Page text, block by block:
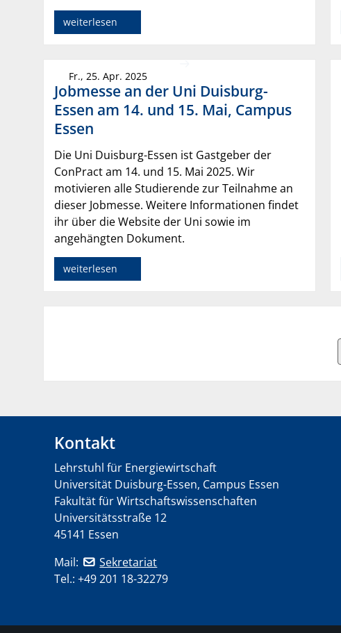
weiterlesen
Fr., 25. Apr. 2025
Jobmesse an der Uni Duisburg-
Essen am 14. und 15. Mai, Campus
Essen
Die Uni Duisburg-Essen ist Gastgeber der
ConPract am 14. und 15. Mai 2025. Wir
motivieren alle Studierende zur Teilnahme an
dieser Jobmesse. Weitere Informationen findet
ihr über die Website der Uni sowie im
angehängten Dokument.
weiterlesen
Kontakt
Lehrstuhl für Energiewirtschaft
Universität Duisburg-Essen, Campus Essen
Fakultät für Wirtschaftswissenschaften
Universitätsstraße 12
45141 Essen
Mail:
Sekretariat
Tel.: +49 201 18-32279